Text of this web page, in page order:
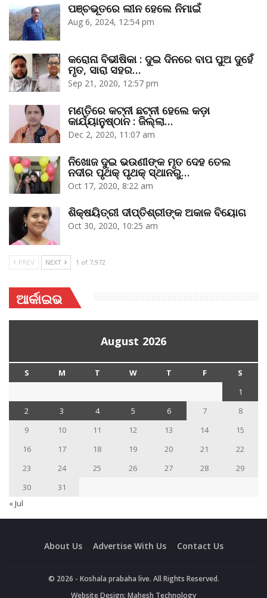
ପଞ୍ଚଭୂତରେ ଲୀନ ହେଲେ ନିମାଇଁ
Aug 6, 2024, 12:54 pm
କରୋନା ବିଭୀଷିକା : ଦୁଇ ଦିନରେ ବାପ ପୁଅ ଦୁହେଁ
ମୃତ, ସାରା ସହର…
Sep 21, 2020, 12:57 pm
ମଣ୍ତିରେ କଟ୍‌ନୀ ଛଟ୍‌ନୀ ହେଲେ କଡ଼ା
କାର୍ଯ୍ୟାନୁଷ୍ଠାନ : ଜିଲ୍ଲା…
Dec 2, 2020, 11:07 am
ନିଖୋଜ ଦୁଇ ଭଉଣୀଙ୍କ ମୃତ ଦେହ ତେଲ
ନଦୀର ପୃଥକ୍‌ ପୃଥକ୍‌ ସ୍ଥାନରୁ…
Oct 17, 2020, 8:22 am
ଶିକ୍ଷୟିତ୍ରୀ ଦୀପ୍ତିଶ୍ରୀଙ୍କ ଅକାଳ ବିୟୋଗ
Oct 30, 2020, 10:25 am
PREV NEXT 1 of 7,972
ଆର୍କାଇଭ
August 2026
S M T W T F
S
1
2
3 4 5 6 7
8
9
10 11 12 13 14
15
16
17 18 19 20 21
22
23
24 25 26 27 28
29
30
31
« Jul
About Us Advertise With Us Contact Us
© 2026 - Koshala prabaha live. All Rights Reserved.
Website Design: Mahesh Technology